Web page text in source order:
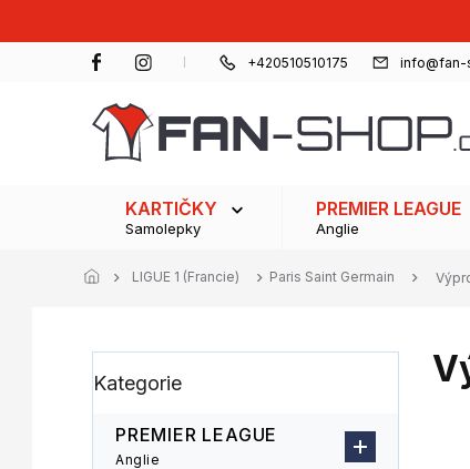
+420510510175 info@fan-
KARTIČKY
Samolepky
PREMIER LEAGUE
Anglie
LIGUE 1 (Francie) Paris Saint Germain
o
kategorie
Kategorie
PREMIER LEAGUE
Anglie